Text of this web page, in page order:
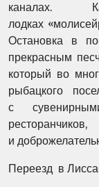
каналах.
лодках
Остановка в
прекрасным
который во
рыбацкого
с
и
Переезд в